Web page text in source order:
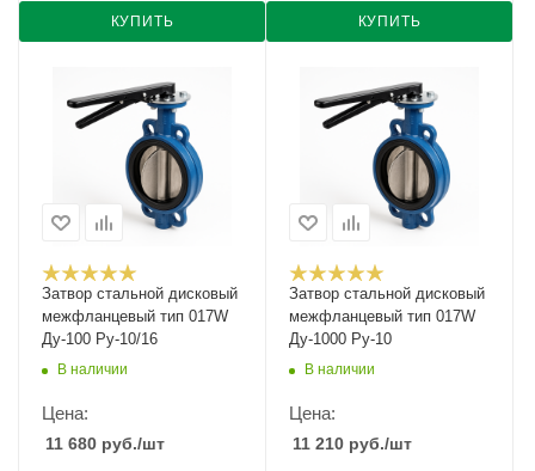
КУПИТЬ КУПИТЬ
Затвор стальной дисковый
межфланцевый тип 017W
Ду-100 Ру-10/16
В наличии
Цена:
11 680 руб./шт
Затвор стальной дисковый
межфланцевый тип 017W
Ду-1000 Ру-10
В наличии
Цена:
11 210 руб./шт